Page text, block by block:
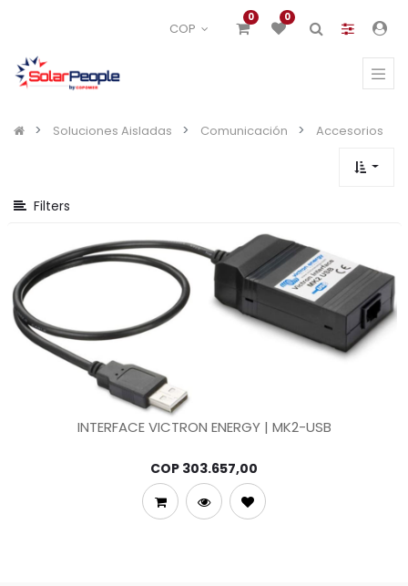
COP
0 0
Soluciones Aisladas Comunicación Accesorios
Filters
INTERFACE VICTRON ENERGY | MK2-USB
COP 303.657,00